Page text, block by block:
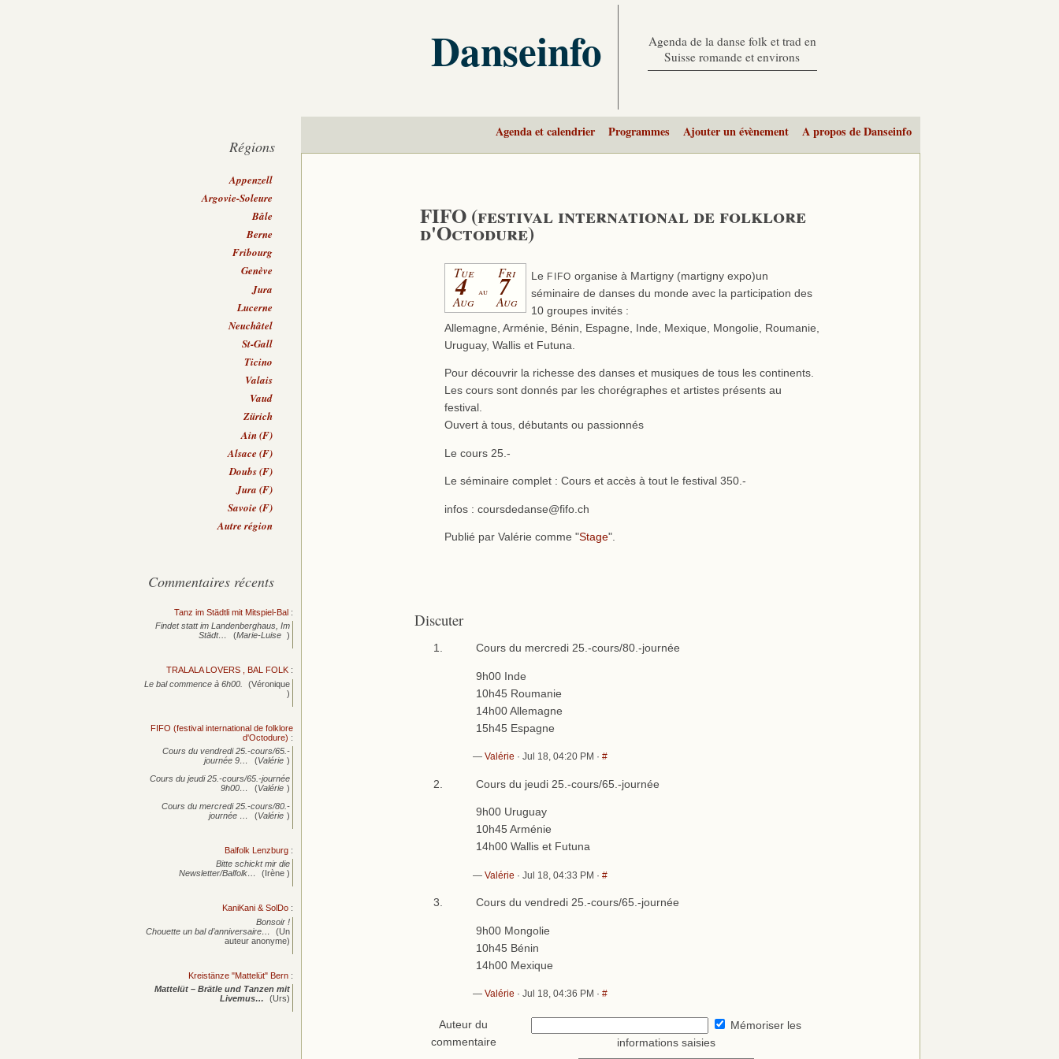
Danseinfo
Agenda de la danse folk et trad en
Suisse romande et environs
Agenda et calendrier Programmes Ajouter un évènement A propos de Danseinfo
FIFO (festival international de folklore
d'Octodure)
Tue
4
Aug
au
Fri
7
Aug
Le FIFO organise à Martigny (martigny expo)un
séminaire de danses du monde avec la participation des
10 groupes invités :
Allemagne, Arménie, Bénin, Espagne, Inde, Mexique, Mongolie, Roumanie,
Uruguay, Wallis et Futuna.
Pour découvrir la richesse des danses et musiques de tous les continents.
Les cours sont donnés par les chorégraphes et artistes présents au
festival.
Ouvert à tous, débutants ou passionnés
Le cours 25.-
Le séminaire complet : Cours et accès à tout le festival 350.-
infos : coursdedanse@fifo.ch
Publié par Valérie comme "Stage".
Discuter
Cours du mercredi 25.-cours/80.-journée
9h00 Inde
10h45 Roumanie
14h00 Allemagne
15h45 Espagne
— Valérie · Jul 18, 04:20 PM · #
Cours du jeudi 25.-cours/65.-journée
9h00 Uruguay
10h45 Arménie
14h00 Wallis et Futuna
— Valérie · Jul 18, 04:33 PM · #
Cours du vendredi 25.-cours/65.-journée
9h00 Mongolie
10h45 Bénin
14h00 Mexique
— Valérie · Jul 18, 04:36 PM · #
Auteur du
commentaire
Mémoriser les
informations saisies
Régions
Appenzell
Argovie-Soleure
Bâle
Berne
Fribourg
Genève
Jura
Lucerne
Neuchâtel
St-Gall
Ticino
Valais
Vaud
Zürich
Ain (F)
Alsace (F)
Doubs (F)
Jura (F)
Savoie (F)
Autre région
Commentaires récents
Tanz im Städtli mit Mitspiel-Bal :
Findet statt im Landenberghaus, Im
Städt…
(Marie-Luise )
TRALALA LOVERS , BAL FOLK :
Le bal commence à 6h00.
(Véronique
)
FIFO (festival international de folklore
d'Octodure) :
Cours du vendredi 25.-cours/65.-
journée 9… (Valérie )
Cours du jeudi 25.-cours/65.-journée
9h00…
(Valérie )
Cours du mercredi 25.-cours/80.-
journée … (Valérie )
Balfolk Lenzburg :
Bitte schickt mir die
Newsletter/Balfolk…
(Irène )
KaniKani & SolDo :
Bonsoir !
Chouette un bal d’anniversaire…
(Un
auteur anonyme)
Kreistänze "Mattelüt" Bern :
Mattelüt – Brätle und Tanzen mit
Livemus…
(Urs)